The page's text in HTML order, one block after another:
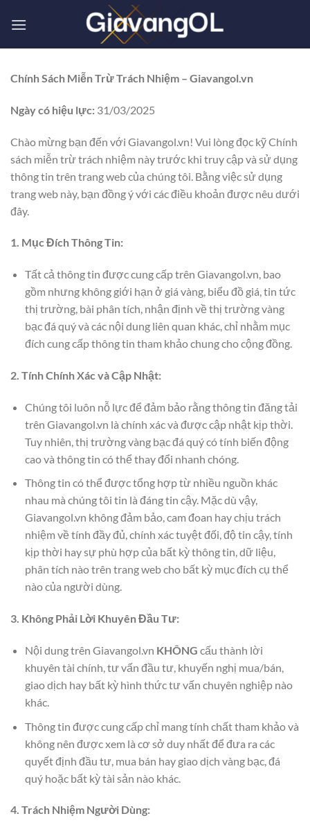
qua
Chính Sách Miễn Trừ Trách Nhiệm – Giavangol.vn
Ngày có hiệu lực: 31/03/2025
Chào mừng bạn đến với Giavangol.vn! Vui lòng đọc kỹ Chính
sách miễn trừ trách nhiệm này trước khi truy cập và sử dụng
thông tin trên trang web của chúng tôi. Bằng việc sử dụng
trang web này, bạn đồng ý với các điều khoản được nêu dưới
đây.
1. Mục Đích Thông Tin:
Tất cả thông tin được cung cấp trên Giavangol.vn, bao
gồm nhưng không giới hạn ở giá vàng, biểu đồ giá, tin tức
thị trường, bài phân tích, nhận định về thị trường vàng
bạc đá quý và các nội dung liên quan khác, chỉ nhằm mục
đích cung cấp thông tin tham khảo chung cho cộng đồng.
2. Tính Chính Xác và Cập Nhật:
Chúng tôi luôn nỗ lực để đảm bảo rằng thông tin đăng tải
trên Giavangol.vn là chính xác và được cập nhật kịp thời.
Tuy nhiên, thị trường vàng bạc đá quý có tính biến động
cao và thông tin có thể thay đổi nhanh chóng.
Thông tin có thể được tổng hợp từ nhiều nguồn khác
nhau mà chúng tôi tin là đáng tin cậy. Mặc dù vậy,
Giavangol.vn không đảm bảo, cam đoan hay chịu trách
nhiệm về tính đầy đủ, chính xác tuyệt đối, độ tin cậy, tính
kịp thời hay sự phù hợp của bất kỳ thông tin, dữ liệu,
phân tích nào trên trang web cho bất kỳ mục đích cụ thể
nào của người dùng.
3. Không Phải Lời Khuyên Đầu Tư:
Nội dung trên Giavangol.vn KHÔNG cấu thành lời
khuyên tài chính, tư vấn đầu tư, khuyến nghị mua/bán,
giao dịch hay bất kỳ hình thức tư vấn chuyên nghiệp nào
khác.
Thông tin được cung cấp chỉ mang tính chất tham khảo và
không nên được xem là cơ sở duy nhất để đưa ra các
quyết định đầu tư, mua bán hay giao dịch vàng bạc, đá
quý hoặc bất kỳ tài sản nào khác.
4. Trách Nhiệm Người Dùng: